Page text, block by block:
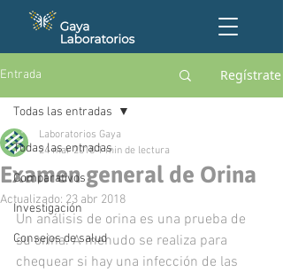
Entrada Regístrate
Todas las entradas
Comparativos
Investigación
Consejos de salud
Todas las entradas
Examen general de Orina
Laboratorios Gaya
24 mar 2018 1 min de lectura
Actualizado: 23 abr 2018
Un análisis de orina es una prueba de
su orina. A menudo se realiza para
chequear si hay una infección de las